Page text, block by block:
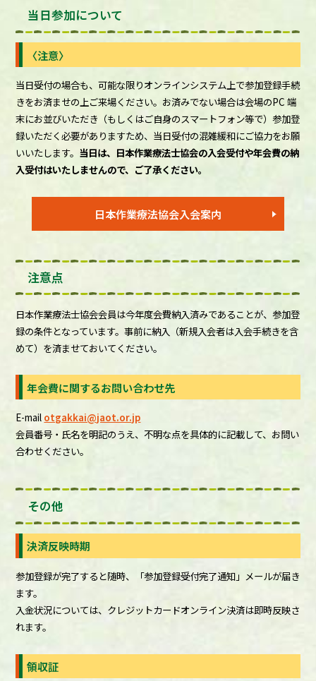
当日参加について
〈注意〉
当日受付の場合も、可能な限りオンラインシステム上で参加登録手続
きをお済ませの上ご来場ください。お済みでない場合は会場のPC 端
末にお並びいただき（もしくはご自身のスマートフォン等で）参加登
録いただく必要がありますため、当日受付の混雑緩和にご協力をお願
いいたします。 当日は、日本作業療法士協会の入会受付や年会費の納
入受付はいたしませんので、ご了承ください。
日本作業療法協会入会案内
注意点
日本作業療法士協会会員は今年度会費納入済みであることが、参加登
録の条件となっています。事前に納入（新規入会者は入会手続きを含
めて）を済ませておいてください。
年会費に関するお問い合わせ先
E-mail otgakkai@jaot.or.jp
会員番号・氏名を明記のうえ、不明な点を具体的に記載して、お問い
合わせください。
その他
決済反映時期
参加登録が完了すると随時、「参加登録受付完了通知」メールが届き
ます。
入金状況については、クレジットカードオンライン決済は即時反映さ
れます。
領収証